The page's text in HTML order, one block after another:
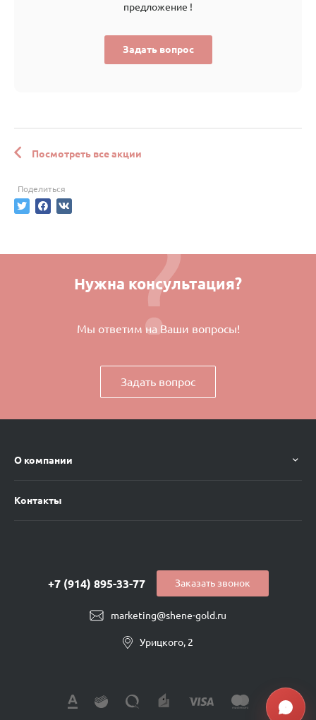
предложение !
Задать вопрос
Посмотреть все акции
Поделиться
Нужна консультация?
Мы ответим на Ваши вопросы!
Задать вопрос
О компании
Контакты
marketing@shene-gold.ru
+7 (914) 895-33-77
Урицкого, 2
Заказать звонок